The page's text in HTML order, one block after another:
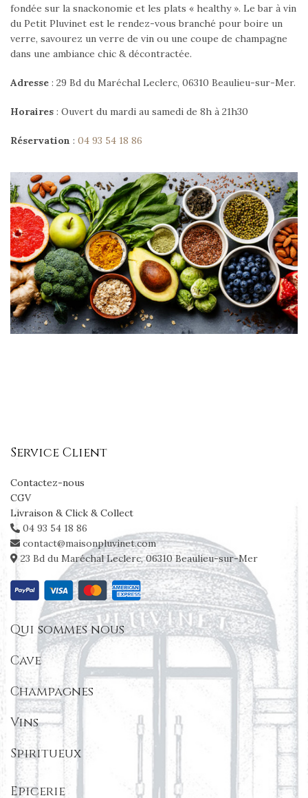
fondée sur la snackonomie et les plats « healthy ». Le bar à vin
du Petit Pluvinet est le rendez-vous branché pour boire un
verre, savourez un verre de vin ou une coupe de champagne
dans une ambiance chic & décontractée.
Adresse : 29 Bd du Maréchal Leclerc, 06310 Beaulieu-sur-Mer.
Horaires : Ouvert du mardi au samedi de 8h à 21h30
Réservation : 04 93 54 18 86
Service Client
Contactez-nous
CGV
Livraison & Click & Collect
04 93 54 18 86
contact@maisonpluvinet.com
23 Bd du Maréchal Leclerc, 06310 Beaulieu-sur-Mer
Qui sommes nous
Cave
Champagnes
Vins
Spiritueux
Epicerie